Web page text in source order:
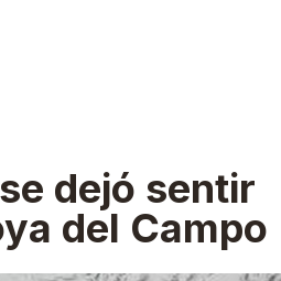
dejó sentir
del Campo